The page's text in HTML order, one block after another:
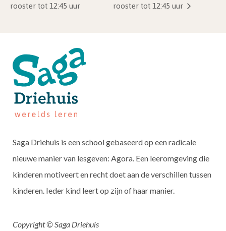
rooster tot 12:45 uur
rooster tot 12:45 uur
Saga Driehuis is een school gebaseerd op een radicale
nieuwe manier van lesgeven: Agora. Een leeromgeving die
kinderen motiveert en recht doet aan de verschillen tussen
kinderen. Ieder kind leert op zijn of haar manier.
Copyright © Saga Driehuis